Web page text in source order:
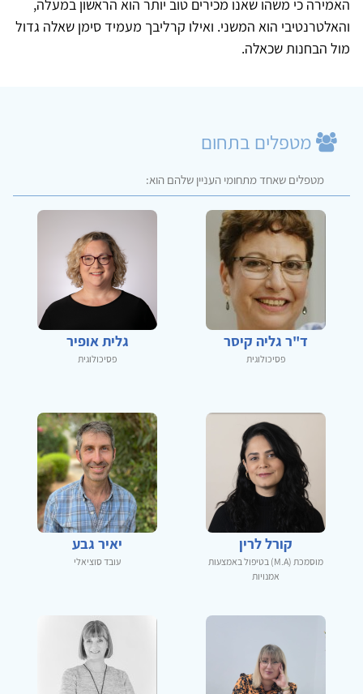
האמירה כי משהו שאנו מכירים טוב יותר הוא הראשון במעלה,
והאלטרנטיבי הוא המשני. ואילו קרליבך מעמיד סימן שאלה גדול
מול הבחנות שכאלה.
מטפלים בתחום
מטפלים שאחד מתחומי העניין שלהם הוא:
ד"ר גליה קיסר
פסיכולוגית
גלית אופיר
פסיכולוגית
קורל לרין
מוסמכת (M.A) בטיפול באמצעות
אמנויות
יאיר גבע
עובד סוציאלי